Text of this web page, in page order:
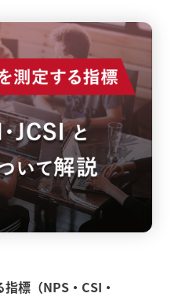
標（NPS・CSI・